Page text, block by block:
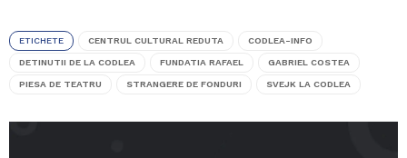
ETICHETE CENTRUL CULTURAL REDUTA CODLEA-INFO
DETINUTII DE LA CODLEA FUNDATIA RAFAEL GABRIEL COSTEA
PIESA DE TEATRU STRANGERE DE FONDURI SVEJK LA CODLEA